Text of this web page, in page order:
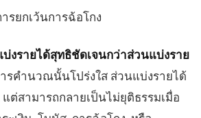
รยกเว้นการฉ้อโกง
งรายได้สุทธิชัดเจนกว่าส่วนแบ่งราย
รคำนวณนั้นโปร่งใส ส่วนแบ่งรายได้
แต่สามารถกลายเป็นไม่ยุติธรรมเมื่อ